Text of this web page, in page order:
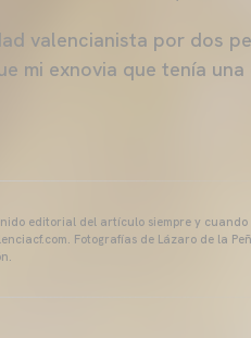
valencianista por dos
mi exnovia que tenía
editorial del artículo siempre y cuando
Fotografías de Lázaro de la